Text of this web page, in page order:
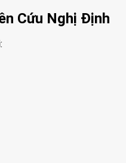
Cứu Nghị Định